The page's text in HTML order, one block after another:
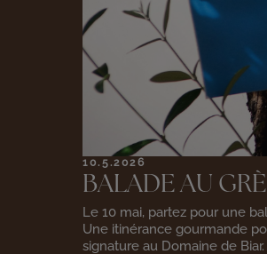
10.5.2026
BALADE AU
Le 10 mai, partez pour une
Une itinérance gourmande
signature au Domaine de Biar.